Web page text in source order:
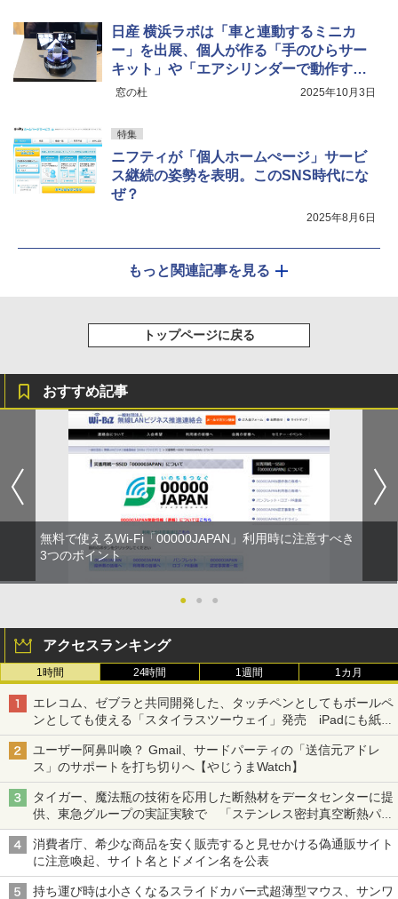
日産 横浜ラボは「車と連動するミニカ
ー」を出展、個人が作る「手のひらサー
キット」や「エアシリンダーで動作する
ロボット」も
窓の杜 2025年10月3日
特集
ニフティが「個人ホームぺージ」サービ
ス継続の姿勢を表明。このSNS時代にな
ぜ？
2025年8月6日
もっと関連記事を見る
トップページに戻る
おすすめ記事
無料で使えるWi-Fi「00000JAPAN」利用時に注意すべき
3つのポイント
● ● ●
アクセスランキング
1時間 24時間 1週間 1カ月
エレコム、ゼブラと共同開発した、タッチペンとしてもボールペ
ンとしても使える「スタイラスツーウェイ」発売 iPadにも紙に
も、持ち替えずに書き込める
ユーザー阿鼻叫喚？ Gmail、サードパーティの「送信元アドレ
ス」のサポートを打ち切りへ【やじうまWatch】
タイガー、魔法瓶の技術を応用した断熱材をデータセンターに提
供、東急グループの実証実験で 「ステンレス密封真空断熱パネ
ル TIVIP」
消費者庁、希少な商品を安く販売すると見せかける偽通販サイト
に注意喚起、サイト名とドメイン名を公表
持ち運び時は小さくなるスライドカバー式超薄型マウス、サンワ